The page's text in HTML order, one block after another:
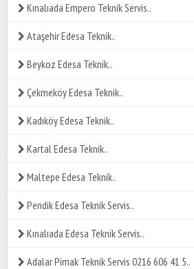
Kınalıada Empero Teknik Servis..
Ataşehir Edesa Teknik..
Beykoz Edesa Teknik..
Çekmeköy Edesa Teknik..
Kadıköy Edesa Teknik..
Kartal Edesa Teknik..
Maltepe Edesa Teknik..
Pendik Edesa Teknik Servis..
Kınalıada Edesa Teknik Servis..
Adalar Pimak Teknik Servis 0216 606 41 5..